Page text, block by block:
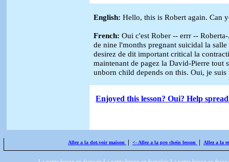
English: Hello, this is Robert again. Can
French: Oui c'est Rober -- errr --
de nine l'months pregnant suicidal la
desirez de dit important critical la
maintenant de pagez la David-Pierre tout
unborn child depends on this. Oui, je
Enjoyed this lesson? Oui? Help
Allez a la dot.voir maison | <- Allez a la pro chein lesson | Allez a la